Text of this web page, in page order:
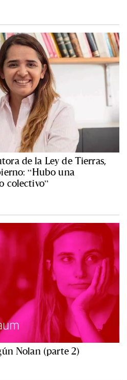
de la Ley de Tierras,
“Hubo una
colectivo”
Nolan (parte 2)